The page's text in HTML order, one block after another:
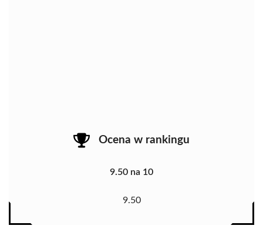
Ocena w rankingu
9.50 na 10
9.50